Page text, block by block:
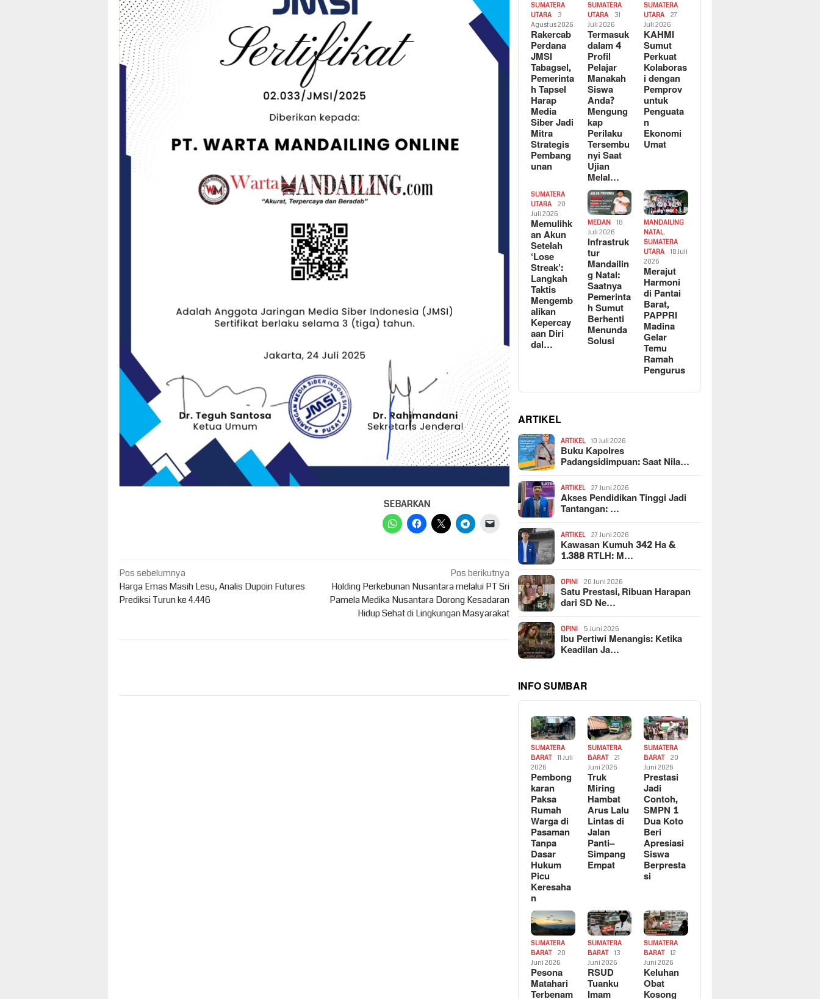
SEBARKAN
Navigasi
pos
Pos sebelumnya
Harga Emas Masih Lesu, Analis Dupoin Futures
Prediksi Turun ke 4.446
Pos berikutnya
Holding Perkebunan Nusantara melalui PT Sri
Pamela Medika Nusantara Dorong Kesadaran
Hidup Sehat di Lingkungan Masyarakat
SUMATERA
UTARA
3
Agustus 2026
Rakercab
Perdana
JMSI
Tabagsel,
Pemerinta
h Tapsel
Harap
Media
Siber Jadi
Mitra
Strategis
Pembang
unan
SUMATERA
UTARA
31
Juli 2026
Termasuk
dalam 4
Profil
Pelajar
Manakah
Siswa
Anda?
Mengung
kap
Perilaku
Tersembu
nyi Saat
Ujian
Melal…
SUMATERA
UTARA
27
Juli 2026
KAHMI
Sumut
Perkuat
Kolaboras
i dengan
Pemprov
untuk
Penguata
n
Ekonomi
Umat
SUMATERA
UTARA
20
Juli 2026
Memulihk
an Akun
Setelah
‘Lose
Streak’:
Langkah
Taktis
Mengemb
alikan
Kepercay
aan Diri
dal…
MEDAN
18
Juli 2026
Infrastruk
tur
Mandailin
g Natal:
Saatnya
Pemerinta
h Sumut
Berhenti
Menunda
Solusi
MANDAILING
NATAL,
SUMATERA
UTARA
18 Juli
2026
Merajut
Harmoni
di Pantai
Barat,
PAPPRI
Madina
Gelar
Temu
Ramah
Pengurus
ARTIKEL
ARTIKEL 10 Juli 2026
Buku Kapolres
Padangsidimpuan: Saat Nila…
ARTIKEL 27 Juni 2026
Akses Pendidikan Tinggi Jadi
Tantangan: …
ARTIKEL 27 Juni 2026
Kawasan Kumuh 342 Ha &
1.388 RTLH: M…
OPINI 20 Juni 2026
Satu Prestasi, Ribuan Harapan
dari SD Ne…
OPINI 5 Juni 2026
Ibu Pertiwi Menangis: Ketika
Keadilan Ja…
INFO SUMBAR
SUMATERA
BARAT
11 Juli
2026
Pembong
karan
Paksa
Rumah
Warga di
Pasaman
Tanpa
Dasar
Hukum
Picu
Keresaha
n
SUMATERA
BARAT
21
Juni 2026
Truk
Miring
Hambat
Arus Lalu
Lintas di
Jalan
Panti–
Simpang
Empat
SUMATERA
BARAT
20
Juni 2026
Prestasi
Jadi
Contoh,
SMPN 1
Dua Koto
Beri
Apresiasi
Siswa
Berpresta
si
SUMATERA
BARAT
20
Juni 2026
Pesona
Matahari
Terbenam
SUMATERA
BARAT
13
Juni 2026
RSUD
Tuanku
Imam
SUMATERA
BARAT
12
Juni 2026
Keluhan
Obat
Kosong